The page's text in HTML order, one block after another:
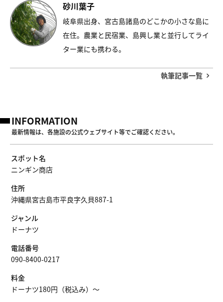
砂川葉子
岐阜県出身、宮古島諸島のどこかの小さな島に
在住。農業と民宿業、島興し業と並行してライ
ター業にも携わる。
執筆記事一覧
INFORMATION
最新情報は、各施設の公式ウェブサイト等でご確認ください。
スポット名
ニンギン商店
住所
沖縄県宮古島市平良字久貝887-1
ジャンル
ドーナツ
電話番号
090-8400-0217
料金
ドーナツ180円（税込み）〜